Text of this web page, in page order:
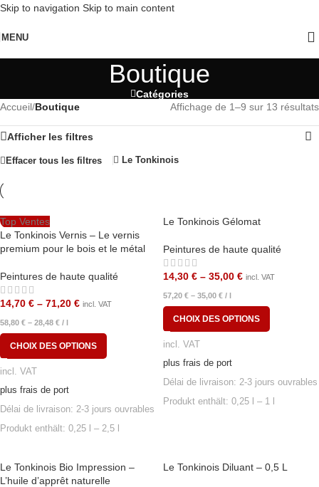
Skip to navigation Skip to main content
MENU
Boutique
Catégories
Accueil/Boutique Affichage de 1–9 sur 13 résultats
Afficher les filtres
Effacer tous les filtres Le Tonkinois
Top Ventes
Le Tonkinois Vernis – Le vernis
premium pour le bois et le métal
Peintures de haute qualité
14,70 € – 71,20 € incl. VAT
58,80 € – 28,48 € / l
CHOIX DES OPTIONS
incl. VAT
plus frais de port
Délai de livraison: 2-3 jours ouvrables
Produkt enthält: 0,25
– 2,5
Le Tonkinois Gélomat
Peintures de haute qualité
14,30 € – 35,00 € incl. VAT
57,20 € – 35,00 € / l
CHOIX DES OPTIONS
incl. VAT
plus frais de port
Délai de livraison: 2-3 jours ouvrables
Produkt enthält: 0,25
– 1
Le Tonkinois Bio Impression –
L’huile d’apprêt naturelle
Le Tonkinois Diluant – 0,5 L